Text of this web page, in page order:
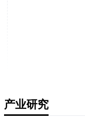
产业研究